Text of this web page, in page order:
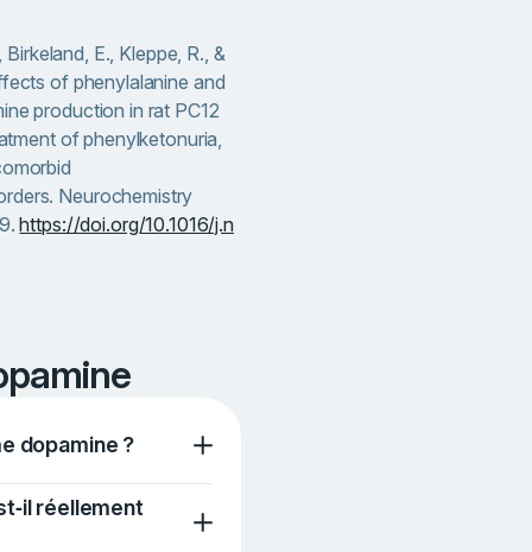
E., Kleppe, R., &
of phenylalanine and
production in rat PC12
of phenylketonuria,
Neurochemistry
https://doi.org/10.1016/j.n
dopamine ?
réellement